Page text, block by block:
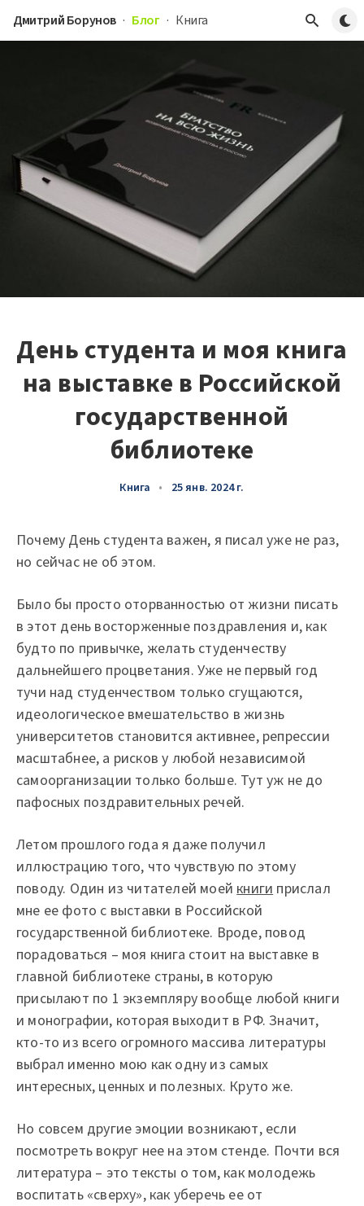
Дмитрий Борунов · Блог · Книга
День студента и моя книга
на выставке в Российской
государственной
библиотеке
Книга • 25 янв. 2024 г.
Почему День студента важен, я писал уже не раз,
но сейчас не об этом.
Было бы просто оторванностью от жизни писать
в этот день восторженные поздравления и, как
будто по привычке, желать студенчеству
дальнейшего процветания. Уже не первый год
тучи над студенчеством только сгущаются,
идеологическое вмешательство в жизнь
университетов становится активнее, репрессии
масштабнее, а рисков у любой независимой
самоорганизации только больше. Тут уж не до
пафосных поздравительных речей.
Летом прошлого года я даже получил
иллюстрацию того, что чувствую по этому
поводу. Один из читателей моейкнигиприслал
мне ее фото с выставки в Российской
государственной библиотеке. Вроде, повод
порадоваться – моя книга стоит на выставке в
главной библиотеке страны, в которую
присылают по 1 экземпляру вообще любой книги
и монографии, которая выходит в РФ. Значит,
кто-то из всего огромного массива литературы
выбрал именно мою как одну из самых
интересных, ценных и полезных. Круто же.
Но совсем другие эмоции возникают, если
посмотреть вокруг нее на этом стенде. Почти вся
литература – это тексты о том, как молодежь
воспитать «сверху», как уберечь ее от